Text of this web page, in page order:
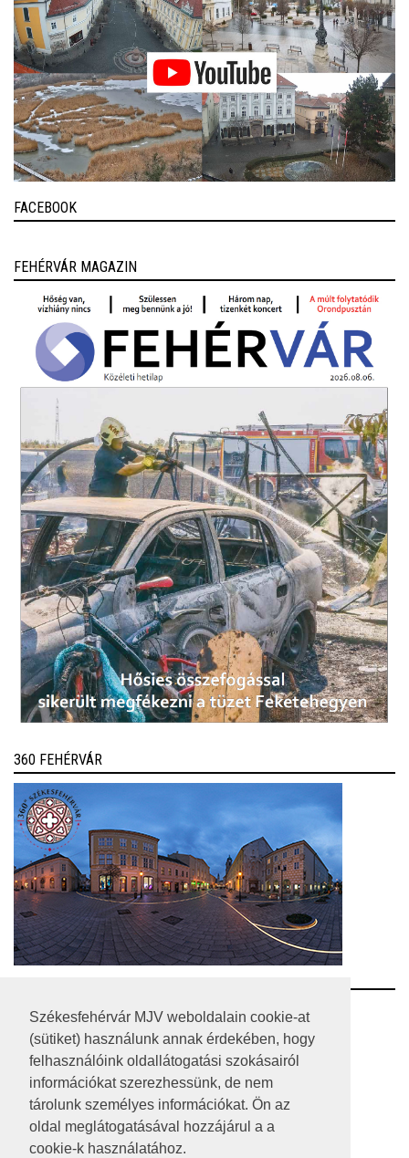
Székesfehérvár MJV weboldalain cookie-at
(sütiket) használunk annak érdekében, hogy
felhasználóink oldallátogatási szokásairól
információkat szerezhessünk, de nem
tárolunk személyes információkat. Ön az
oldal meglátogatásával hozzájárul a a
cookie-k használatához.
FACEBOOK
FEHÉRVÁR MAGAZIN
360 FEHÉRVÁR
RSS
A HONLAP 2017.03.31-I ÁLLAPOTA
JOGI NYILATKOZAT
IMPRESSZUM